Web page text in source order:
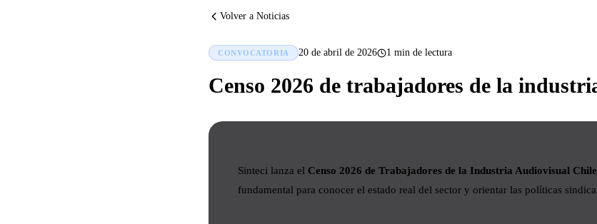
Volver a Noticias
CONVOCATORIA 20 de abril de 2026 1 min de lectura
Censo 2026 de trabajadores de la
Sinteci lanza el Censo 2026 de Trabajadores de la Industria Audiovisual
fundamental para conocer el estado real del sector y orientar las políticas